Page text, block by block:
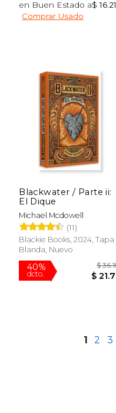
40%
dcto.
en Buen Estado a$ 16.21
Comprar Usado
Blackwater / Parte ii:
El Dique
Michael Mcdowell
(11)
Blackie Books, 2024, Tapa
Blanda, Nuevo
1 2 3